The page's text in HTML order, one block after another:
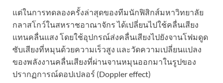
แต่ในการทดลองครั้งล่าสุดของทีมนักฟิสิกส์มหาวิทยาลัย
กลาสโกว์ในสหราชอาณาจักร ได้เปลี่ยนไปใช้คลื่นเสียง
แทนคลื่นแสง โดยใช้อุปกรณ์ส่งคลื่นเสียงไปยังจานโฟมดูด
ซับเสียงที่หมุนด้วยความเร็วสูง และวัดความเปลี่ยนแปลง
ของพลังงานคลื่นเสียงที่ผ่านจานหมุนออกมาในรูปของ
ปรากฏการณ์ดอปเปลอร์ (Doppler effect)